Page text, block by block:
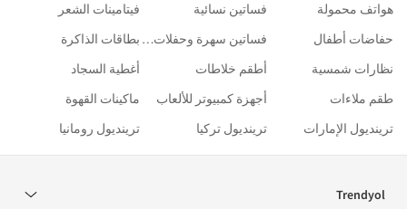
هواتف محمولة
فساتين نسائية
فيتامينات الشعر
حفاضات أطفال
فساتين سهرة وحفلات تخرجبطاقات الذاكرة
نظارات شمسية
أطقم خلاطات
أغطية السجاد
طقم ملاءات
أجهزة كمبيوتر للألعاب
ماكينات القهوة
ترينديول الإمارات
ترينديول تركيا ترينديول رومانيا
Trendyol